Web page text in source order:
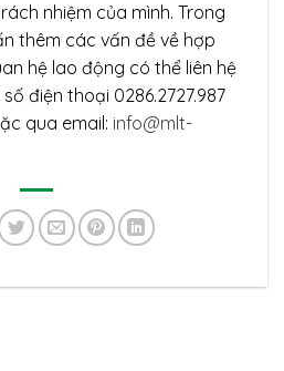
nhiệm của mình. Trong
thêm các vấn đề về hợp
hệ lao động có thể liên hệ
điện thoại 0286.2727.987
qua email: info@mlt-